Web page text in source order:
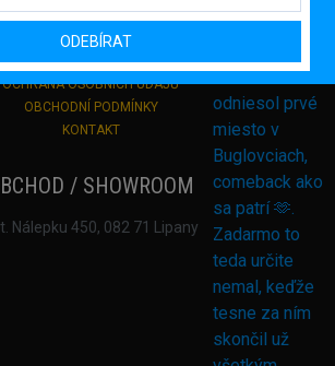
REGISTRACE
DODANÍ ZBOŽÍ A PLATBA
ZBOŽÍ A REKLAMACE
OCHRANA OSOBNÍCH ÚDAJŮ
OBCHODNÍ PODMÍNKY
KONTAKT
/ SHOWROOM
Nálepku 450, 082 71 Lipany
ODEBÍRAT